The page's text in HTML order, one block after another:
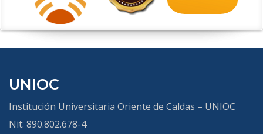
UNIOC
Institución Universitaria Oriente de Caldas – UNIOC
Nit: 890.802.678-4